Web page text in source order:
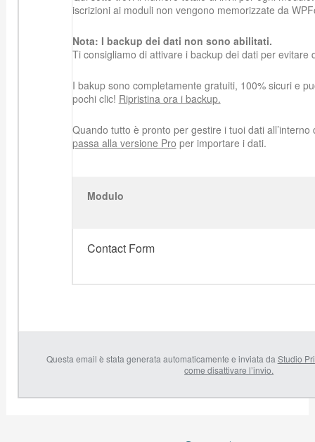
iscrizioni ai moduli non vengono memorizzate da
Nota: I backup dei dati non sono abilitati.
Ti consigliamo di attivare i backup dei dati per evitare
I bakup sono completamente gratuiti, 100% sicuri e
pochi clic! Ripristina ora i backup.
Quando tutto è pronto per gestire i tuoi dati all’interno
passa alla versione Pro per importare i dati.
Modulo
Contact Form
Questa email è stata generata automaticamente e inviata daStudio
come disattivare l’invio.